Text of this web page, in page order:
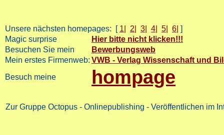
Unsere nächsten homepages: [ 1| 2| 3| 4| 5| 6| ]
Magic surprise
Hier bitte nicht klicken!!!
Besuchen Sie mein
Bewerbungsweb
Mein erstes Firmenweb: VWB - Verlag Wissenschaft und
Besuch meine
hompage
Zur Gruppe Octopus - Onlinepublishing - Veröffentlichen im